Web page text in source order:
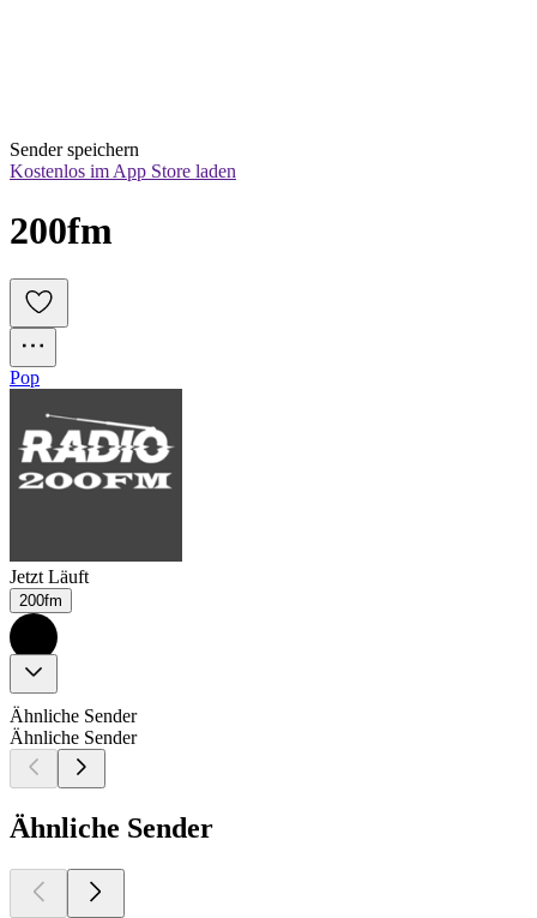
Sender speichern
Kostenlos im App Store laden
200fm
Pop
Jetzt Läuft
200fm
Ähnliche Sender
Ähnliche Sender
Ähnliche Sender